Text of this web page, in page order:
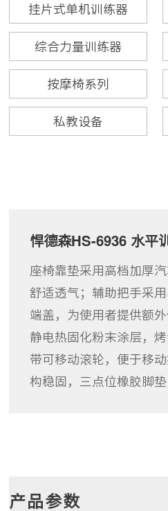
挂片式单机训练器
综合力量训练器
按摩椅系列
私教设备
悍德森HS-6936 水平
座椅靠垫采用高档加厚汽
舒适透气；辅助把手采
端盖，为使用者提供额
静电热固化粉末涂层，
带可移动滚轮，便于移
构稳固，三点位橡胶脚
产品参数